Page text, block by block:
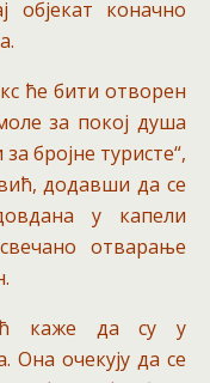
објекат коначно
ће бити отворен
за покој душа
бројне туристе“,
додавши да се
у капели
отварање
каже да су у
Она очекују да се